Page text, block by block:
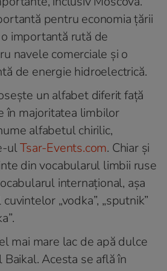
pentru economia țării
importantă rută de
navele comerciale și o
de energie hidroelectrică.
un alfabet diferit față
în majoritatea limbilor
alfabetul chirilic,
ulTsar-Events.com. Chiar și
din vocabularul limbii ruse
internațional, așa
„vodka”, „sputnik”
mai mare lac de apă dulce
Baikal. Acesta se află în